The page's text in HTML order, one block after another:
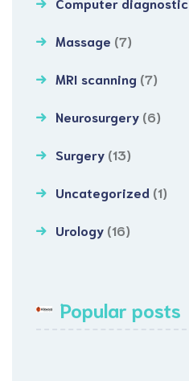
Massage (7)
MRI scanning (7)
Neurosurgery (6)
Surgery (13)
Uncategorized (1)
Urology (16)
Popular posts